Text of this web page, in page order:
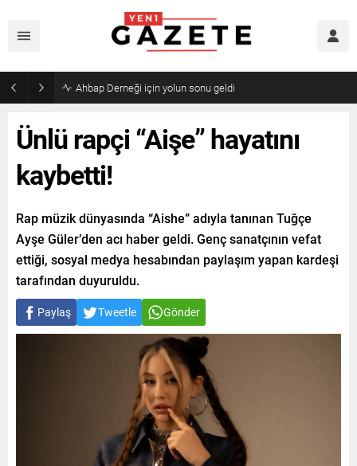
Mourinho’dan Arda Güler’e kötü haber
Ünlü rapçi “Aişe” hayatını
kaybetti!
Rap müzik dünyasında “Aishe” adıyla tanınan Tuğçe
Ayşe Güler’den acı haber geldi. Genç sanatçının vefat
ettiği, sosyal medya hesabından paylaşım yapan kardeşi
tarafından duyuruldu.
Paylaş Tweetle Gönder